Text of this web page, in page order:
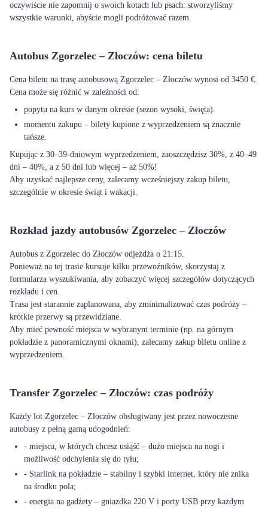
oczywiście nie zapomnij o swoich kotach lub psach: stworzyliśmy
wszystkie warunki, abyście mogli podróżować razem.
Autobus Zgorzelec – Złoczów: cena biletu
Cena biletu na trasę autobusową Zgorzelec – Złoczów wynosi od 3450 €.
Cena może się różnić w zależności od:
popytu na kurs w danym okresie (sezon wysoki, święta).
momentu zakupu – bilety kupione z wyprzedzeniem są znacznie
tańsze.
Kupując z 30–39-dniowym wyprzedzeniem, zaoszczędzisz 30%, z 40–49
dni – 40%, a z 50 dni lub więcej – aż 50%!
Aby uzyskać najlepsze ceny, zalecamy wcześniejszy zakup biletu,
szczególnie w okresie świąt i wakacji.
Rozkład jazdy autobusów Zgorzelec – Złoczów
Autobus z Zgorzelec do Złoczów odjeżdża o 21:15.
Ponieważ na tej trasie kursuje kilku przewoźników, skorzystaj z
formularza wyszukiwania, aby zobaczyć więcej szczegółów dotyczących
rozkładu i cen.
Trasa jest starannie zaplanowana, aby zminimalizować czas podróży –
krótkie przerwy są przewidziane.
Aby mieć pewność miejsca w wybranym terminie (np. na górnym
pokładzie z panoramicznymi oknami), zalecamy zakup biletu online z
wyprzedzeniem.
Transfer Zgorzelec – Złoczów: czas podróży
Każdy lot Zgorzelec – Złoczów obsługiwany jest przez nowoczesne
autobusy z pełną gamą udogodnień:
- miejsca, w których chcesz usiąść – dużo miejsca na nogi i
możliwość odchylenia się do tyłu;
- Starlink na pokładzie – stabilny i szybki internet, który nie znika
na środku pola;
- energia na gadżety – gniazdka 220 V i porty USB przy każdym